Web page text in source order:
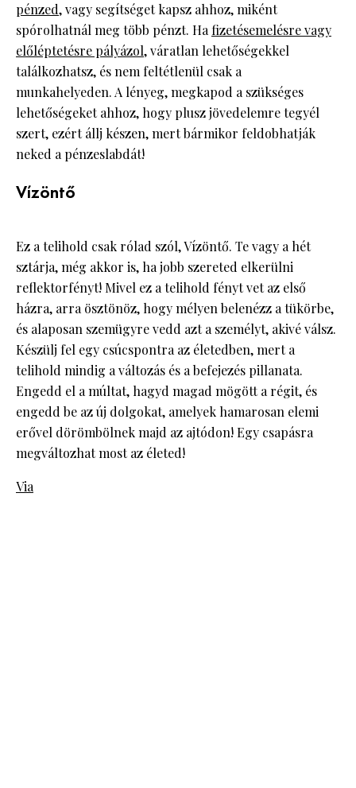
pénzed, vagy segítséget kapsz ahhoz, miként
spórolhatnál meg több pénzt. Hafizetésemelésre vagy
előléptetésre pályázol, váratlan lehetőségekkel
találkozhatsz, és nem feltétlenül csak a
munkahelyeden. A lényeg, megkapod a szükséges
lehetőségeket ahhoz, hogy plusz jövedelemre tegyél
szert, ezért állj készen, mert bármikor feldobhatják
neked a pénzeslabdát!
Vízöntő
Ez a telihold csak rólad szól, Vízöntő. Te vagy a hét
sztárja, még akkor is, ha jobb szereted elkerülni
reflektorfényt! Mivel ez a telihold fényt vet az első
házra, arra ösztönöz, hogy mélyen belenézz a tükörbe,
és alaposan szemügyre vedd azt a személyt, akivé válsz.
Készülj fel egy csúcspontra az életedben, mert a
telihold mindig a változás és a befejezés pillanata.
Engedd el a múltat, hagyd magad mögött a régit, és
engedd be az új dolgokat, amelyek hamarosan elemi
erővel dörömbölnek majd az ajtódon! Egy csapásra
megváltozhat most az életed!
Via